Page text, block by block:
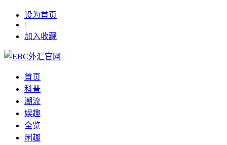
设为首页
|
加入收藏
首页
科普
潮流
娱趣
全览
闲趣